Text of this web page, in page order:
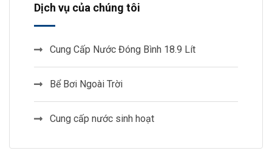
Dịch vụ của chúng tôi
Cung Cấp Nước Đóng Bình 18.9 Lít
Bể Bơi Ngoài Trời
Cung cấp nước sinh hoạt